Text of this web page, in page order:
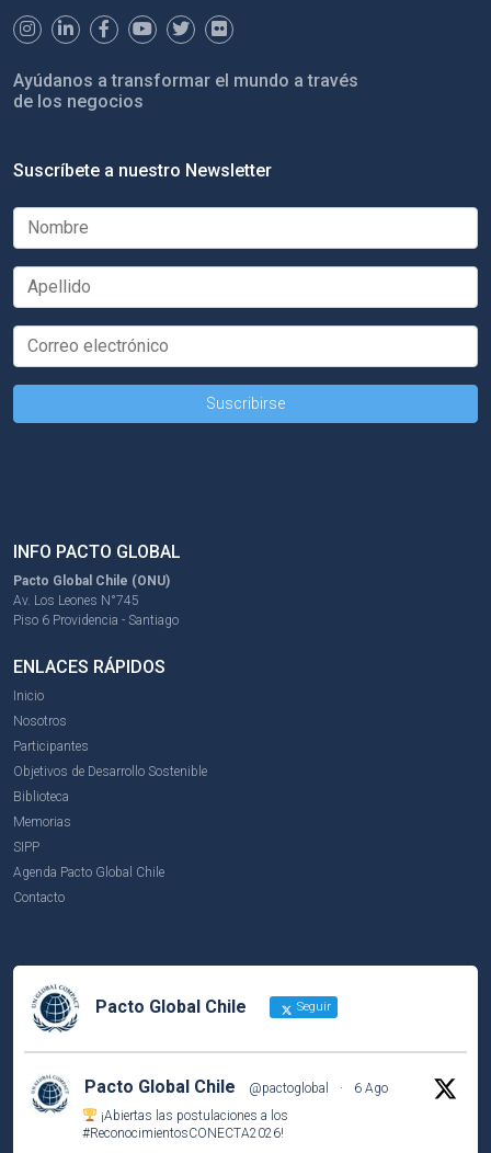
Ayúdanos a transformar el mundo a través
de los negocios
Suscríbete a nuestro Newsletter
INFO PACTO GLOBAL
Pacto Global Chile (ONU)
Av. Los Leones N°745
Piso 6 Providencia - Santiago
ENLACES RÁPIDOS
Inicio
Nosotros
Participantes
Objetivos de Desarrollo Sostenible
Biblioteca
Memorias
SIPP
Agenda Pacto Global Chile
Contacto
Pacto Global Chile Seguir
Pacto Global Chile @pactoglobal ·
6 Ago
¡Abiertas las postulaciones a los
#ReconocimientosCONECTA2026!